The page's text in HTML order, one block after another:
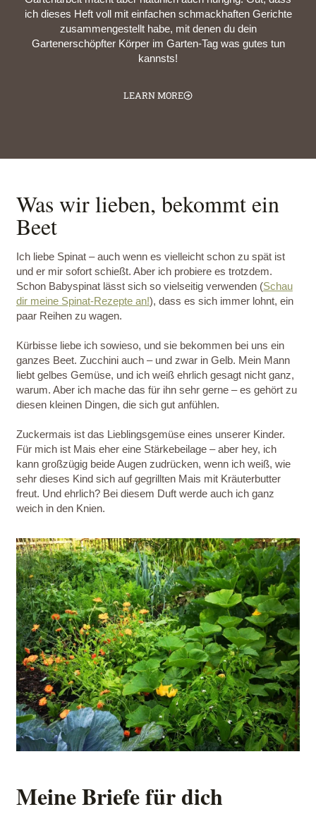
ich dieses Heft voll mit einfachen schmackhaften Gerichte
zusammengestellt habe, mit denen du dein
Gartenerschöpfter Körper im Garten-Tag was gutes tun
kannsts!
LEARN MORE
Was wir lieben, bekommt ein
Beet
Ich liebe Spinat – auch wenn es vielleicht schon zu spät ist
und er mir sofort schießt. Aber ich probiere es trotzdem.
Schon Babyspinat lässt sich so vielseitig verwenden (Schau
dir meine Spinat-Rezepte an!), dass es sich immer lohnt, ein
paar Reihen zu wagen.
Kürbisse liebe ich sowieso, und sie bekommen bei uns ein
ganzes Beet. Zucchini auch – und zwar in Gelb. Mein Mann
liebt gelbes Gemüse, und ich weiß ehrlich gesagt nicht ganz,
warum. Aber ich mache das für ihn sehr gerne – es gehört zu
diesen kleinen Dingen, die sich gut anfühlen.
Zuckermais ist das Lieblingsgemüse eines unserer Kinder.
Für mich ist Mais eher eine Stärkebeilage – aber hey, ich
kann großzügig beide Augen zudrücken, wenn ich weiß, wie
sehr dieses Kind sich auf gegrillten Mais mit Kräuterbutter
freut. Und ehrlich? Bei diesem Duft werde auch ich ganz
weich in den Knien.
Meine Briefe für dich